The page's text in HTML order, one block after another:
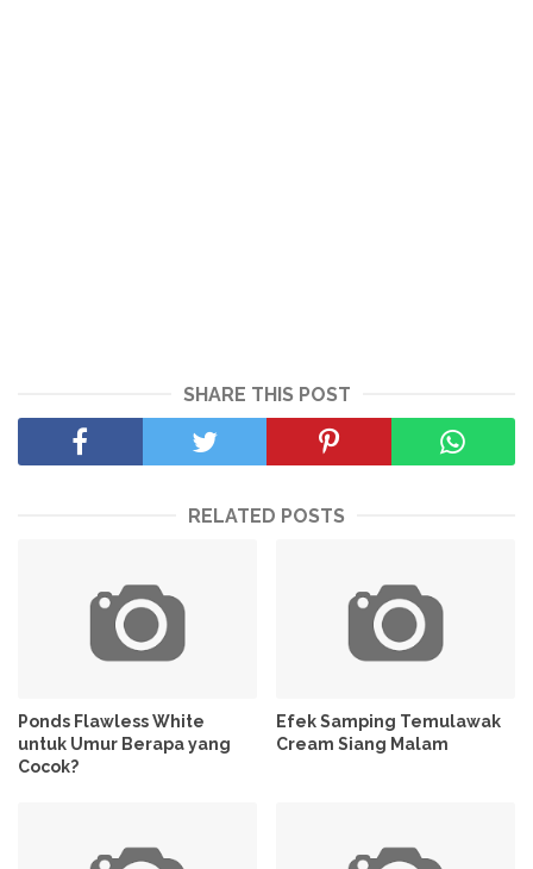
SHARE THIS POST
RELATED POSTS
Ponds Flawless White
untuk Umur Berapa yang
Cocok?
Efek Samping Temulawak
Cream Siang Malam